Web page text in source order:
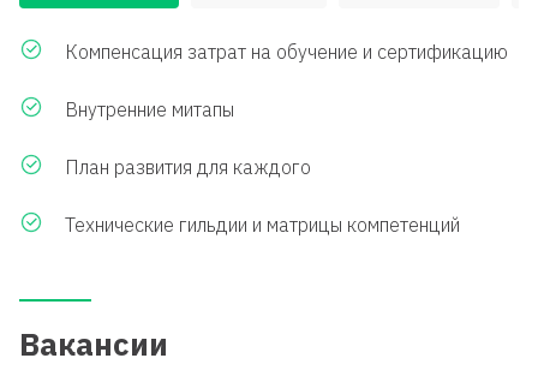
Компенсация затрат на обучение и сертификацию
Внутренние митапы
План развития для каждого
Технические гильдии и матрицы компетенций
Вакансии